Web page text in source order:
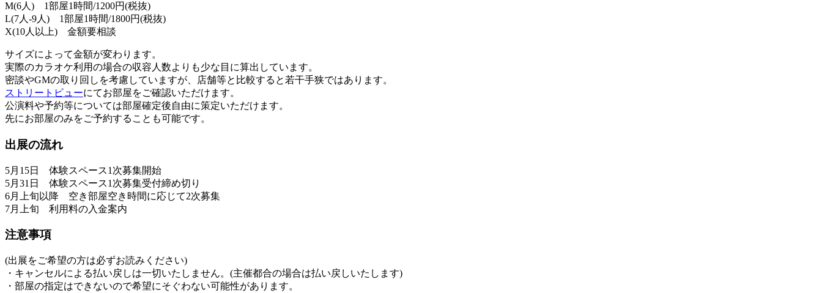
M(6人) 1部屋1時間/1200円(税抜)
L(7人-9人) 1部屋1時間/1800円(税抜)
X(10人以上) 金額要相談
サイズによって金額が変わります。
実際のカラオケ利用の場合の収容人数よりも少な目に算出しています。
密談やGMの取り回しを考慮していますが、店舗等と比較すると若干手狭ではあります。
ストリートビューにてお部屋をご確認いただけます。
公演料や予約等については部屋確定後自由に策定いただけます。
先にお部屋のみをご予約することも可能です。
出展の流れ
5月15日 体験スペース1次募集開始
5月31日 体験スペース1次募集受付締め切り
6月上旬以降 空き部屋空き時間に応じて2次募集
7月上旬 利用料の入金案内
注意事項
(出展をご希望の方は必ずお読みください)
・キャンセルによる払い戻しは一切いたしません。(主催都合の場合は払い戻しいたします)
・部屋の指定はできないので希望にそぐわない可能性があります。